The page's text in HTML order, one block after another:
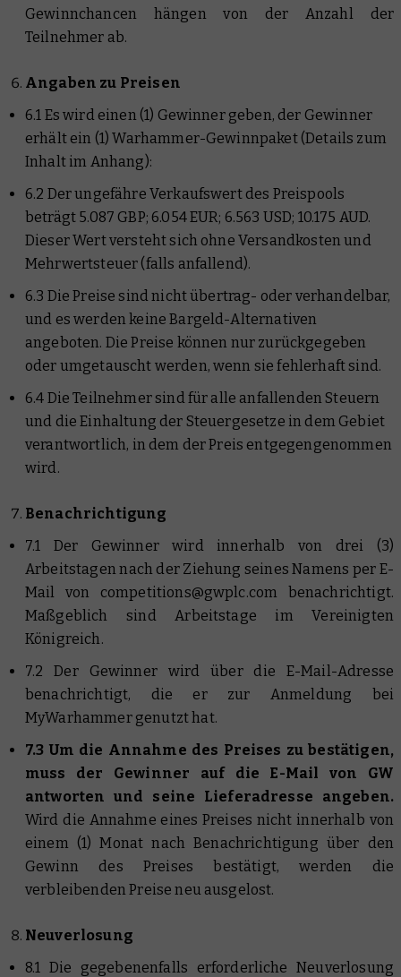
Gewinnchancen hängen von der Anzahl der
Teilnehmer ab.
Angaben zu Preisen
6.1 Es wird einen (1) Gewinner geben, der Gewinner
erhält ein (1) Warhammer-Gewinnpaket (Details zum
Inhalt im Anhang):
6.2 Der ungefähre Verkaufswert des Preispools
beträgt 5.087 GBP; 6.054 EUR; 6.563 USD; 10.175 AUD.
Dieser Wert versteht sich ohne Versandkosten und
Mehrwertsteuer (falls anfallend).
6.3 Die Preise sind nicht übertrag- oder verhandelbar,
und es werden keine Bargeld-Alternativen
angeboten. Die Preise können nur zurückgegeben
oder umgetauscht werden, wenn sie fehlerhaft sind.
6.4 Die Teilnehmer sind für alle anfallenden Steuern
und die Einhaltung der Steuergesetze in dem Gebiet
verantwortlich, in dem der Preis entgegengenommen
wird.
Benachrichtigung
7.1 Der Gewinner wird innerhalb von drei (3)
Arbeitstagen nach der Ziehung seines Namens per E-
Mail von competitions@gwplc.com benachrichtigt.
Maßgeblich sind Arbeitstage im Vereinigten
Königreich.
7.2 Der Gewinner wird über die E-Mail-Adresse
benachrichtigt, die er zur Anmeldung bei
MyWarhammer genutzt hat.
7.3 Um die Annahme des Preises zu bestätigen,
muss der Gewinner auf die E-Mail von GW
antworten und seine Lieferadresse angeben.
Wird die Annahme eines Preises nicht innerhalb von
einem (1) Monat nach Benachrichtigung über den
Gewinn des Preises bestätigt, werden die
verbleibenden Preise neu ausgelost.
Neuverlosung
8.1 Die gegebenenfalls erforderliche Neuverlosung